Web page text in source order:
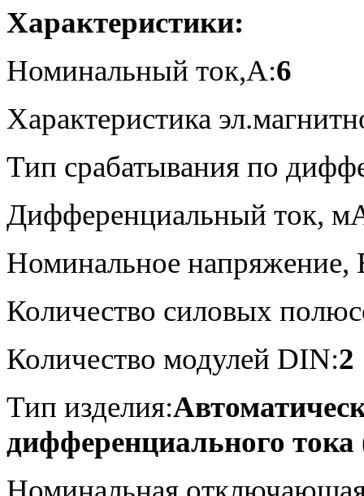
Характеристики:
Номинальный ток,А:6
Характеристика
Тип срабатывания по
Дифференциальный ток,
Номинальное напряжение,
Количество силовых
Количество модулей DIN:2
Тип изделия:
дифференциального